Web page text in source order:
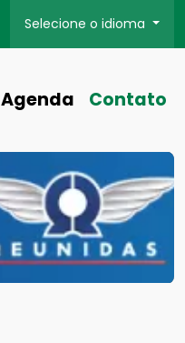
Selecione o idioma
Agenda Contato